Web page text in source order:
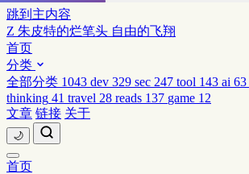
跳到主内容
Z 朱皮特的烂笔头 自由的飞翔
首页
分类
全部分类 1043 dev 329 sec 247 tool 143 ai 63
thinking 41 travel 28 reads 137 game 12
文章 链接 关于
🌙
首页